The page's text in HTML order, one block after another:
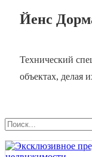
Йенс
Технический
объектах, делая